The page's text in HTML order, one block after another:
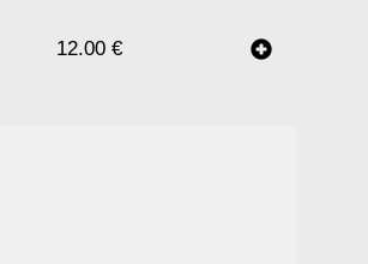
12.00 €